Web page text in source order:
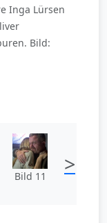
Inga Lürsen
Bild:
Bild 11 >